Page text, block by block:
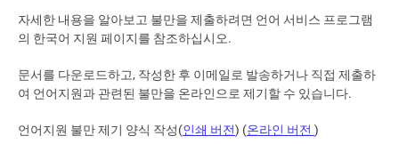
자세한 내용을 알아보고 불만을 제출하려면 언어 서비스 프로그램
의 한국어 지원 페이지를 참조하십시오.
문서를 다운로드하고, 작성한 후 이메일로 발송하거나 직접 제출하
여 언어지원과 관련된 불만을 온라인으로 제기할 수 있습니다.
언어지원 불만 제기 양식 작성(인쇄 버전) (온라인 버전 )